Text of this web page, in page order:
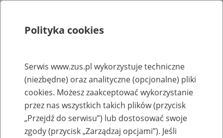
Rejestry, ewidencje i archiwa
Baza zlikwidowanych lub
przekształconych zakładów pracy
Polityka cookies
Serwis www.zus.pl wykorzystuje techniczne
(niezbędne) oraz analityczne (opcjonalne) pliki
cookies. Możesz zaakceptować wykorzystanie
przez nas wszystkich takich plików (przycisk
„Przejdź do serwisu”) lub dostosować swoje
zgody (przycisk „Zarządzaj opcjami”). Jeśli